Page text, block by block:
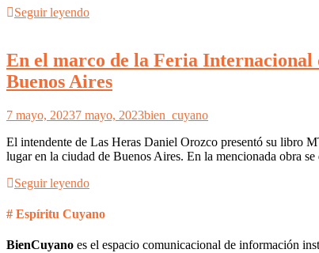
Seguir leyendo
En el marco de la Feria
Buenos Aires
7 mayo, 20237 mayo, 2023bien_cuyano
El intendente de Las Heras Daniel Orozco presentó su libro
lugar en la ciudad de Buenos Aires. En la mencionada obra
Seguir leyendo
# Espíritu Cuyano
BienCuyano es el espacio comunicacional de información